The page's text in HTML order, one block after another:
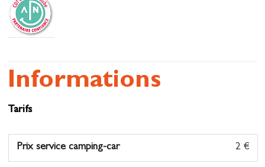
Informations
Tarifs
Prix service camping-car 2 €